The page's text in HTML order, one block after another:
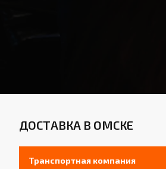
ДОСТАВКА В ОМСКЕ
Транспортная компания